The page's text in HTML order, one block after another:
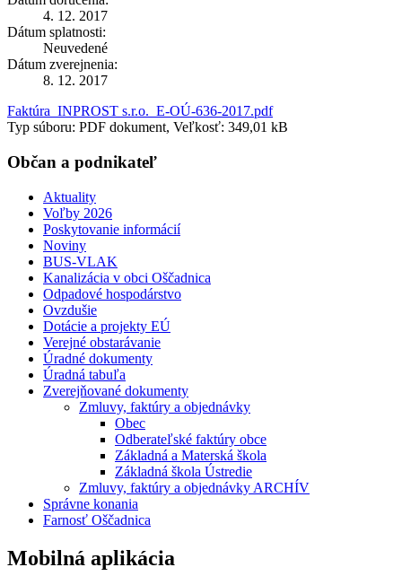
4. 12. 2017
Dátum splatnosti:
Neuvedené
Dátum zverejnenia:
8. 12. 2017
Faktúra_INPROST s.r.o._E-OÚ-636-2017.pdf
Typ súboru: PDF dokument, Veľkosť: 349,01 kB
Občan a podnikateľ
Aktuality
Voľby 2026
Poskytovanie informácií
Noviny
BUS-VLAK
Kanalizácia v obci Oščadnica
Odpadové hospodárstvo
Ovzdušie
Dotácie a projekty EÚ
Verejné obstarávanie
Úradné dokumenty
Úradná tabuľa
Zverejňované dokumenty
Zmluvy, faktúry a objednávky
Obec
Odberateľské faktúry obce
Základná a Materská škola
Základná škola Ústredie
Zmluvy, faktúry a objednávky ARCHÍV
Správne konania
Farnosť Oščadnica
Mobilná aplikácia